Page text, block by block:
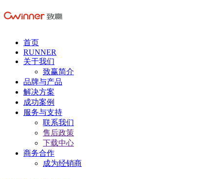
首页
RUNNER
关于我们
致赢简介
品牌与产品
解决方案
成功案例
服务与支持
联系我们
售后政策
下载中心
商务合作
成为经销商